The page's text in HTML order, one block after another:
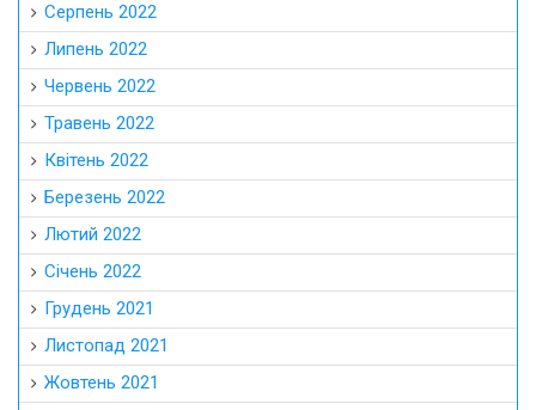
Серпень 2022
Липень 2022
Червень 2022
Травень 2022
Квітень 2022
Березень 2022
Лютий 2022
Січень 2022
Грудень 2021
Листопад 2021
Жовтень 2021